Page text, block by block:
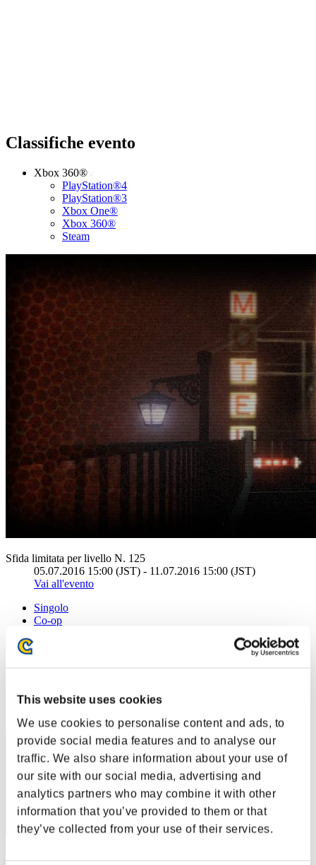
This website uses cookies
We use cookies to personalise content and ads, to
provide social media features and to analyse our
traffic. We also share information about your use of
our site with our social media, advertising and
analytics partners who may combine it with other
information that you’ve provided to them or that
they’ve collected from your use of their services.
Classifiche evento
Xbox 360®
PlayStation®4
PlayStation®3
Xbox One®
Xbox 360®
Steam
Sfida limitata per livello N. 125
05.07.2016 15:00 (JST) - 11.07.2016 15:00 (JST)
Vai all'evento
Singolo
Co-op
(Le classifiche sono aggiornate ogni 6 ore)
Classifiche
Posizione